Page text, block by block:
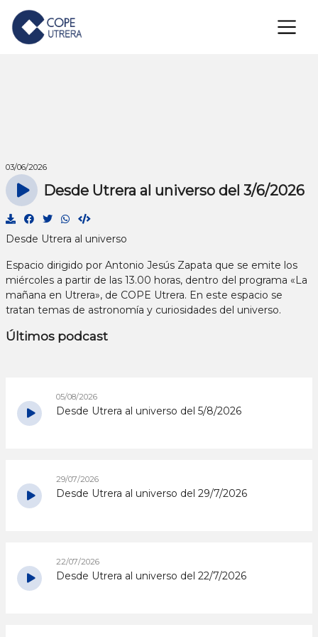
×
03/06/2026
Desde Utrera al universo del 3/6/2026
Desde Utrera al universo
Espacio dirigido por Antonio Jesús Zapata que se emite los
miércoles a partir de las 13.00 horas, dentro del programa «La
mañana en Utrera», de COPE Utrera. En este espacio se
tratan temas de astronomía y curiosidades del universo.
Últimos podcast
05/08/2026
Desde Utrera al universo del 5/8/2026
29/07/2026
Desde Utrera al universo del 29/7/2026
22/07/2026
Desde Utrera al universo del 22/7/2026